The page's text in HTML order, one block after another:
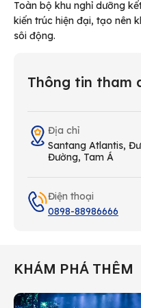
Toàn bộ khu nghỉ dưỡng
kiến trúc hiện đại, tạo nên
sôi động.
Thông tin tham
Địa chỉ
Santang Atlantis,
Đường, Tam Á
Điện thoại
0898-88986666
KHÁM PHÁ THÊM